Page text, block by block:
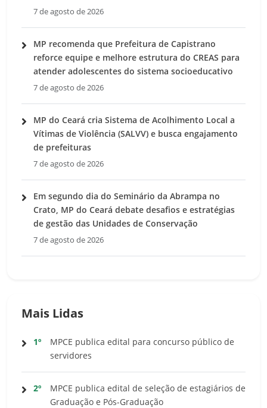
7 de agosto de 2026
MP recomenda que Prefeitura de Capistrano
reforce equipe e melhore estrutura do CREAS para
atender adolescentes do sistema socioeducativo
7 de agosto de 2026
MP do Ceará cria Sistema de Acolhimento Local a
Vítimas de Violência (SALVV) e busca engajamento
de prefeituras
7 de agosto de 2026
Em segundo dia do Seminário da Abrampa no
Crato, MP do Ceará debate desafios e estratégias
de gestão das Unidades de Conservação
7 de agosto de 2026
Mais Lidas
1º
MPCE publica edital para concurso público de
servidores
2º
MPCE publica edital de seleção de estagiários de
Graduação e Pós-Graduação